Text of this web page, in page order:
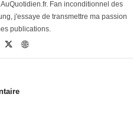
Fan inconditionnel des
j'essaye de transmettre ma passion
publications.